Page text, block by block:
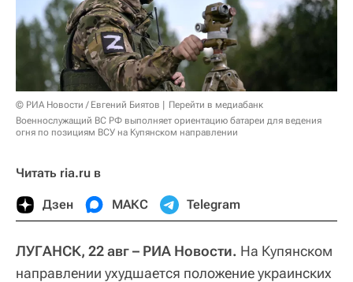
© РИА Новости / Евгений Биятов
Перейти в медиабанк
Военнослужащий ВС РФ выполняет ориентацию батареи для ведения
огня по позициям ВСУ на Купянском направлении
Читать ria.ru в
Дзен МАКС Telegram
ЛУГАНСК, 22 авг – РИА Новости. На Купянском
направлении ухудшается положение украинских